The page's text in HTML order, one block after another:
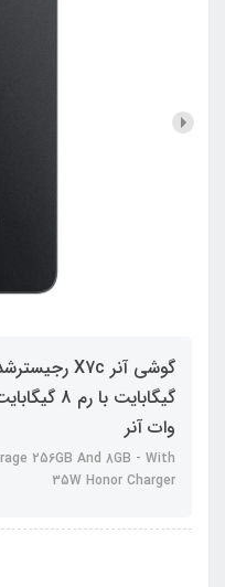
وات آنر
256GB And 8GB - With
35W Honor Charger